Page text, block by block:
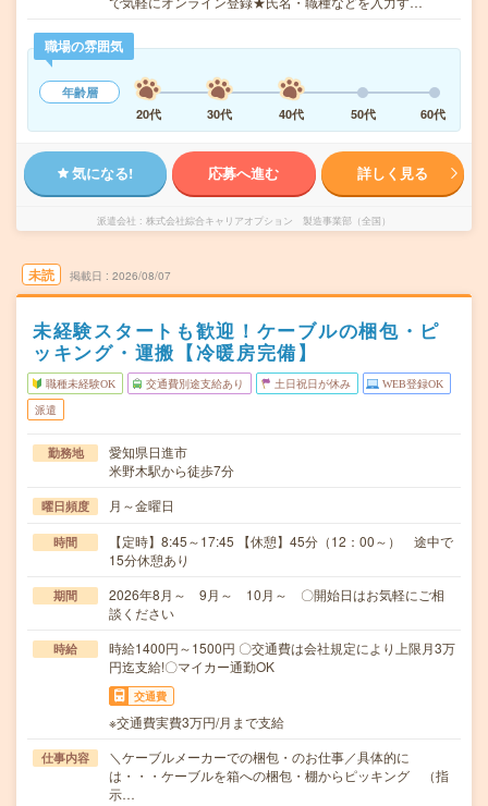
職場の雰囲気
年齢層
20代
30代 40代 50代 60代
気になる! 応募へ進む 詳しく見る
派遣会社 株式会社綜合キャリアオプション 製造事業部（全国）
未読 掲載日 2026/08/07
未経験スタートも歓迎！ケーブルの梱包・ピ
ッキング・運搬【冷暖房完備】
職種未経験OK 交通費別途支給あり 土日祝日が休み WEB登録OK
派遣
勤務地
愛知県日進市
米野木駅から徒歩7分
曜日頻度 月～金曜日
時間
【定時】8:45～17:45 【休憩】45分（12：00～） 途中で
15分休憩あり
期間
2026年8月～ 9月～ 10月～ 〇開始日はお気軽にご相
談ください
時給
時給1400円～1500円 〇交通費は会社規定により上限月3万
円迄支給!〇マイカー通勤OK
交通費
※交通費実費3万円/月まで支給
仕事内容
＼ケーブルメーカーでの梱包・のお仕事／具体的に
は・・・ケーブルを箱への梱包・棚からピッキング （指
示…